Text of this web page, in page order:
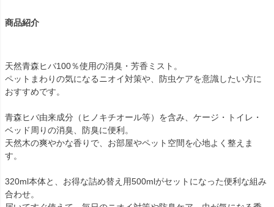
商品紹介
天然青森ヒバ100％使用の消臭・芳香ミスト。
ペットまわりの気になるニオイ対策や、防虫ケアを意識したい方に
おすすめです。
青森ヒバ由来成分（ヒノキチオール等）を含み、ケージ・トイレ・
ベッド周りの消臭、防臭に便利。
天然木の爽やかな香りで、お部屋やペット空間を心地よく整えま
す。
320ml本体と、お得な詰め替え用500mlがセットになった便利な組み
合わせ。